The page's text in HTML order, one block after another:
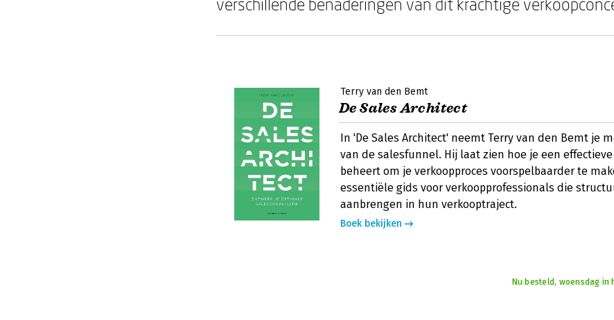
Terry van den Bemt
De Sales Architect
In 'De Sales Architect' neemt Terry van den Bemt je
van de salesfunnel. Hij laat zien hoe je een
beheert om je verkoopproces voorspelbaarder te
essentiële gids voor verkoopprofessionals die
aanbrengen in hun verkooptraject.
Boek bekijken
Nu besteld, woensdag